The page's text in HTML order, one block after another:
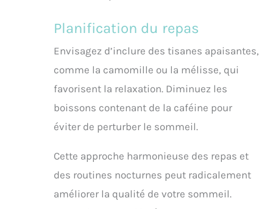
Planification du repas
Envisagez d’inclure des tisanes apaisantes,
comme la camomille ou la mélisse, qui
favorisent la relaxation. Diminuez les
boissons contenant de la caféine pour
éviter de perturber le sommeil.
Cette approche harmonieuse des repas et
des routines nocturnes peut radicalement
améliorer la qualité de votre sommeil.